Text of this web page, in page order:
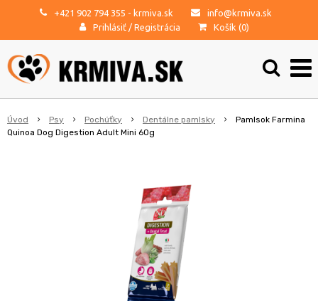
+421 902 794 355 - krmiva.sk
info@krmiva.sk
Prihlásiť / Registrácia Košík (0)
Úvod Psy Pochúťky Dentálne pamlsky
Pamlsok Farmina
Quinoa Dog Digestion Adult Mini 60g